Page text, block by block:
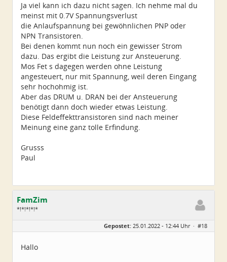
Ja viel kann ich dazu nicht sagen. Ich nehme mal du
meinst mit 0.7V Spannungsverlust
die Anlaufspannung bei gewöhnlichen PNP oder
NPN Transistoren.
Bei denen kommt nun noch ein gewisser Strom
dazu. Das ergibt die Leistung zur Ansteuerung.
Mos Fet s dagegen werden ohne Leistung
angesteuert, nur mit Spannung, weil deren Eingang
sehr hochohmig ist.
Aber das DRUM u. DRAN bei der Ansteuerung
benötigt dann doch wieder etwas Leistung.
Diese Feldeffekttransistoren sind nach meiner
Meinung eine ganz tolle Erfindung.
Grusss
Paul
FamZim
*!*!*!*!*
Beiträge:
2350
Gepostet: 25.01.2022 - 12:44 Uhr · #18
Hallo